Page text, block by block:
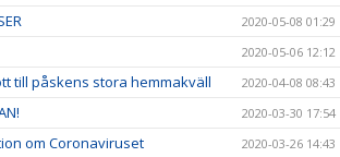
2020-05-08 01:29
2020-05-06 12:12
till påskens stora hemmakväll 2020-04-08 08:43
2020-03-30 17:54
om Coronaviruset 2020-03-26 14:43